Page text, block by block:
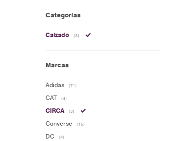
Categorías
Calzado (3)
Marcas
Adidas (71)
CAT (4)
CIRCA (3)
Converse (15)
DC (4)